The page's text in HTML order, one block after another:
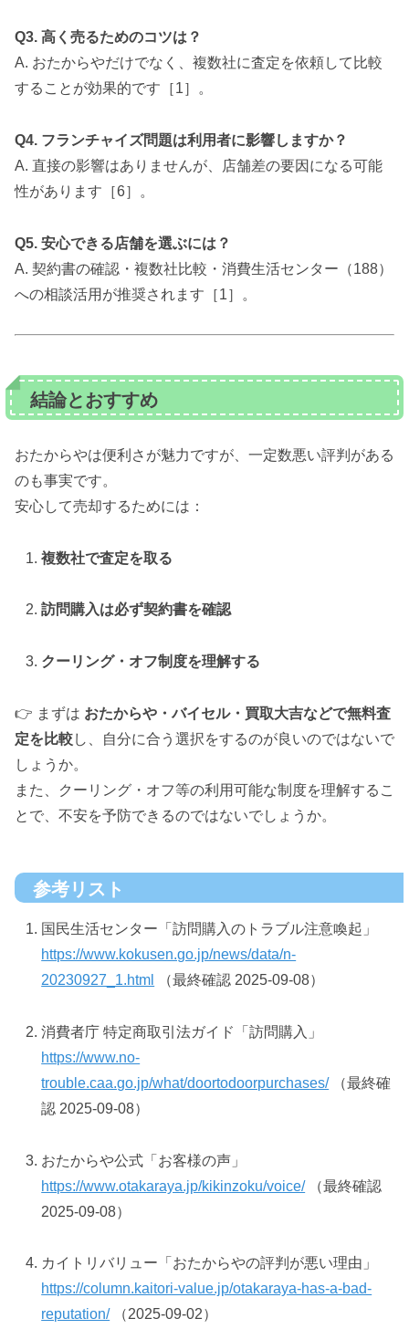
Q3. 高く売るためのコツは？
A. おたからやだけでなく、複数社に査定を依頼して比較
することが効果的です［1］。
Q4. フランチャイズ問題は利用者に影響しますか？
A. 直接の影響はありませんが、店舗差の要因になる可能
性があります［6］。
Q5. 安心できる店舗を選ぶには？
A. 契約書の確認・複数社比較・消費生活センター（188）
への相談活用が推奨されます［1］。
結論とおすすめ
おたからやは便利さが魅力ですが、一定数悪い評判がある
のも事実です。
安心して売却するためには：
複数社で査定を取る
訪問購入は必ず契約書を確認
クーリング・オフ制度を理解する
👉 まずは おたからや・バイセル・買取大吉などで無料査
定を比較し、自分に合う選択をするのが良いのではないで
しょうか。
また、クーリング・オフ等の利用可能な制度を理解するこ
とで、不安を予防できるのではないでしょうか。
参考リスト
国民生活センター「訪問購入のトラブル注意喚起」
https://www.kokusen.go.jp/news/data/n-
20230927_1.html
（最終確認 2025-09-08）
消費者庁 特定商取引法ガイド「訪問購入」
https://www.no-
trouble.caa.go.jp/what/doortodoorpurchases/（最終確
認 2025-09-08）
おたからや公式「お客様の声」
https://www.otakaraya.jp/kikinzoku/voice/（最終確認
2025-09-08）
カイトリバリュー「おたからやの評判が悪い理由」
https://column.kaitori-value.jp/otakaraya-has-a-bad-
reputation/（2025-09-02）